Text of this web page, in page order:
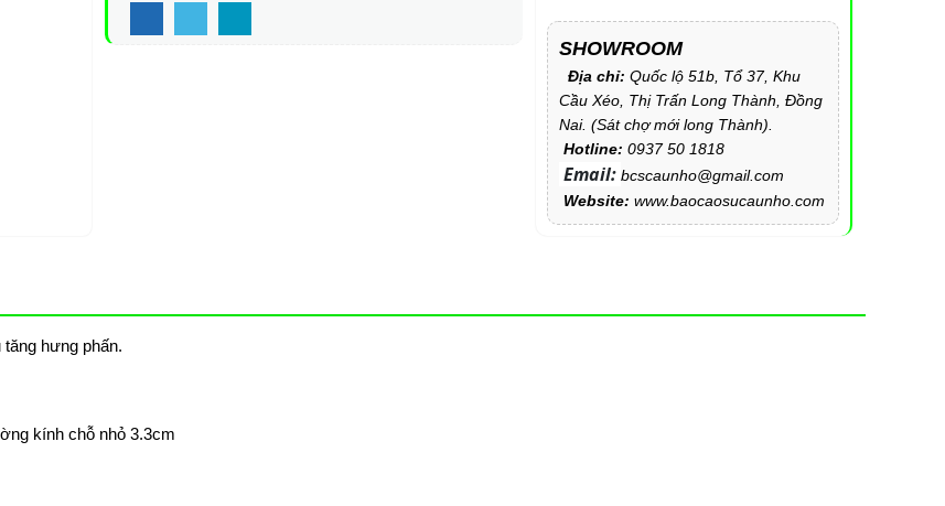
SHOWROOM
Địa chỉ: Quốc lộ 51b, Tổ 37, Khu
Cầu Xéo, Thị Trấn Long Thành, Đồng
Nai. (Sát chợ mới long Thành).
Hotline: 0937 50 1818
Email: bcscaunho@gmail.com
Website: www.baocaosucaunho.com
hưng phấn.
kính chỗ nhỏ 3.3cm